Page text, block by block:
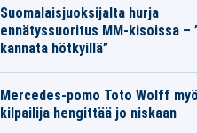
Suomalaisjuoksijalta hurja
ennätyssuoritus MM-kisoissa –
kannata hötkyillä”
Mercedes-pomo Toto Wolff
kilpailija hengittää jo niskaan